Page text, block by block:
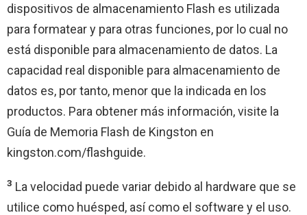
dispositivos de almacenamiento Flash es utilizada
para formatear y para otras funciones, por lo cual no
está disponible para almacenamiento de datos. La
capacidad real disponible para almacenamiento de
datos es, por tanto, menor que la indicada en los
productos. Para obtener más información, visite la
Guía de Memoria Flash de Kingston en
kingston.com/flashguide.
3 La velocidad puede variar debido al hardware que se
utilice como huésped, así como el software y el uso.